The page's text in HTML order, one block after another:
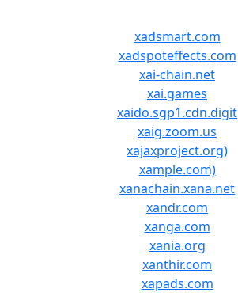
xadsmart.com
xadspoteffects.com
xai-chain.net
xai.games
xaido.sgp1.cdn.digit
xaig.zoom.us
xajaxproject.org)
xample.com)
xanachain.xana.net
xandr.com
xanga.com
xania.org
xanthir.com
xapads.com